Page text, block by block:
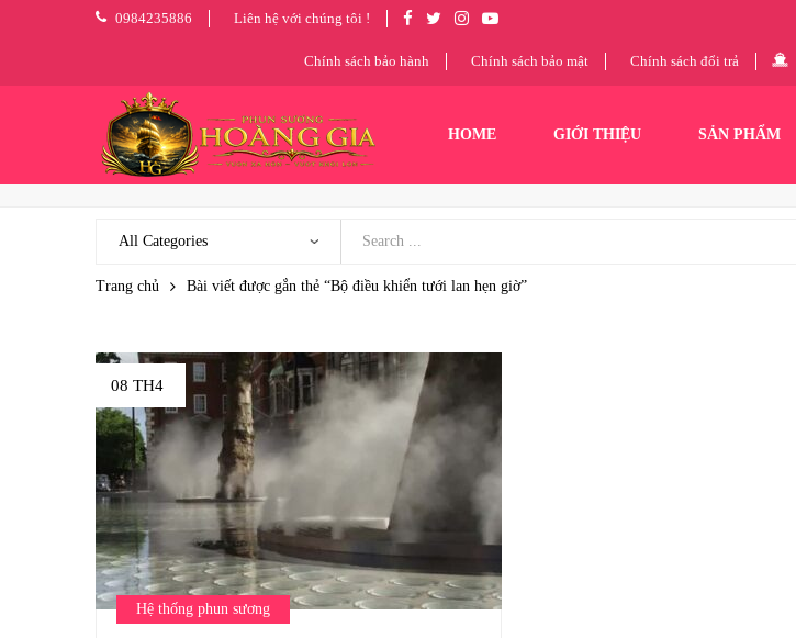
0984235886 Liên hệ với chúng tôi !
Chính sách bảo hành Chính sách bảo mật Chính sách đổi trả
HOME GIỚI THIỆU SẢN PHẨM
Trang chủ Bài viết được gắn thẻ “Bộ điều khiển tưới lan hẹn giờ”
08 TH4
Hệ thống phun sương